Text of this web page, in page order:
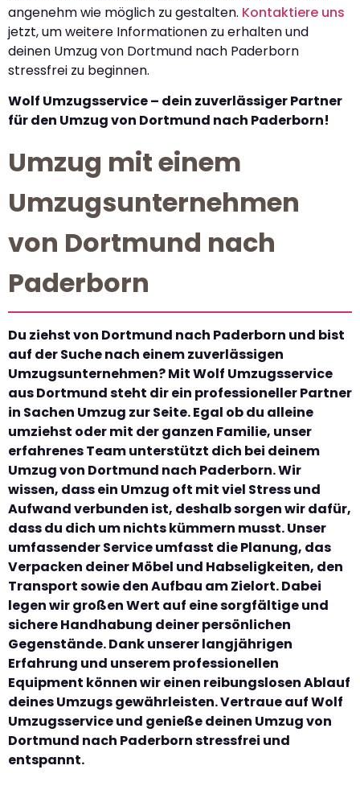
angenehm wie möglich zu gestalten. Kontaktiere uns
jetzt, um weitere Informationen zu erhalten und
deinen Umzug von Dortmund nach Paderborn
stressfrei zu beginnen.
Wolf Umzugsservice – dein zuverlässiger Partner
für den Umzug von Dortmund nach Paderborn!
Umzug mit einem
Umzugsunternehmen
von Dortmund nach
Paderborn
Du ziehst von Dortmund nach Paderborn und bist
auf der Suche nach einem zuverlässigen
Umzugsunternehmen? Mit Wolf Umzugsservice
aus Dortmund steht dir ein professioneller Partner
in Sachen Umzug zur Seite. Egal ob du alleine
umziehst oder mit der ganzen Familie, unser
erfahrenes Team unterstützt dich bei deinem
Umzug von Dortmund nach Paderborn. Wir
wissen, dass ein Umzug oft mit viel Stress und
Aufwand verbunden ist, deshalb sorgen wir dafür,
dass du dich um nichts kümmern musst. Unser
umfassender Service umfasst die Planung, das
Verpacken deiner Möbel und Habseligkeiten, den
Transport sowie den Aufbau am Zielort. Dabei
legen wir großen Wert auf eine sorgfältige und
sichere Handhabung deiner persönlichen
Gegenstände. Dank unserer langjährigen
Erfahrung und unserem professionellen
Equipment können wir einen reibungslosen Ablauf
deines Umzugs gewährleisten. Vertraue auf Wolf
Umzugsservice und genieße deinen Umzug von
Dortmund nach Paderborn stressfrei und
entspannt.